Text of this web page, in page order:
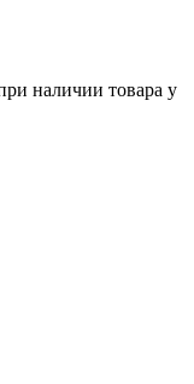
наличии товара у